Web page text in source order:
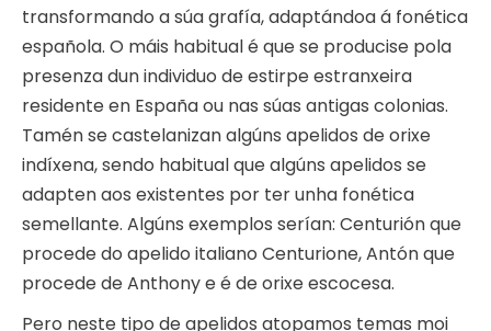
transformando a súa grafía, adaptándoa á fonética
española. O máis habitual é que se producise pola
presenza dun individuo de estirpe estranxeira
residente en España ou nas súas antigas colonias.
Tamén se castelanizan algúns apelidos de orixe
indíxena, sendo habitual que algúns apelidos se
adapten aos existentes por ter unha fonética
semellante. Algúns exemplos serían: Centurión que
procede do apelido italiano Centurione, Antón que
procede de Anthony e é de orixe escocesa.
Pero neste tipo de apelidos atopamos temas moi